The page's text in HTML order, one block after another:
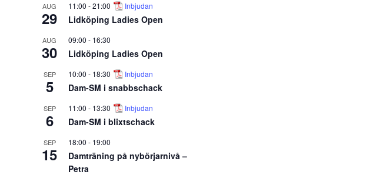
AUG
29
11:00 -21:00 Inbjudan
Lidköping Ladies Open
AUG
30
09:00 - 16:30
Lidköping Ladies Open
SEP
5
10:00 - 18:30 Inbjudan
Dam-SM i snabbschack
SEP
6
11:00 - 13:30 Inbjudan
Dam-SM i blixtschack
SEP
15
18:00 - 19:00
Damträning på nybörjarnivå –
Petra